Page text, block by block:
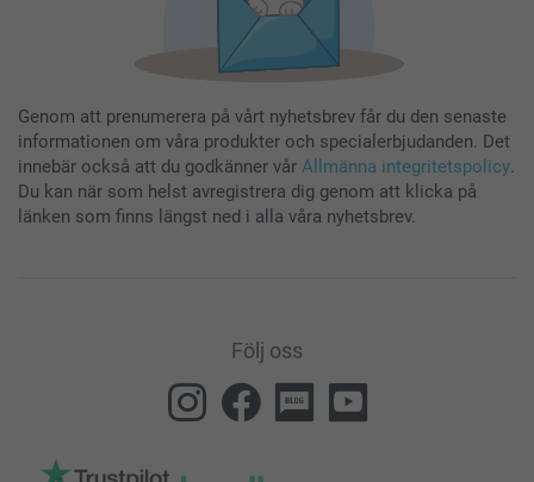
Genom att prenumerera på vårt nyhetsbrev får du den senaste
informationen om våra produkter och specialerbjudanden. Det
innebär också att du godkänner vår Allmänna integritetspolicy.
Du kan när som helst avregistrera dig genom att klicka på
länken som finns längst ned i alla våra nyhetsbrev.
Följ oss